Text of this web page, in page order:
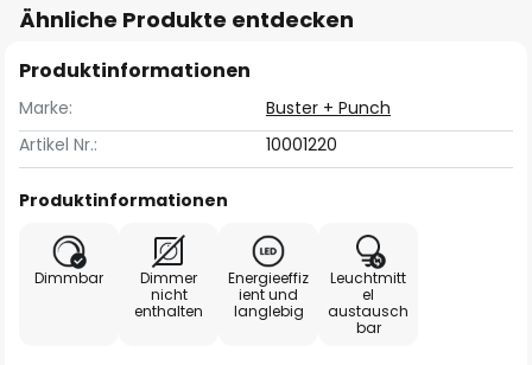
Ähnliche Produkte entdecken
Produktinformationen
Marke:
Buster + Punch
Artikel Nr.:
10001220
Produktinformationen
Dimmbar
Dimmer
nicht
enthalten
Energieeffiz
ient und
langlebig
Leuchtmitt
el
austausch
bar